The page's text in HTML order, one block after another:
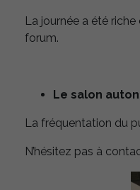
La journée a été
forum.
Le salon
La fréquentation du
N’hésitez pas à